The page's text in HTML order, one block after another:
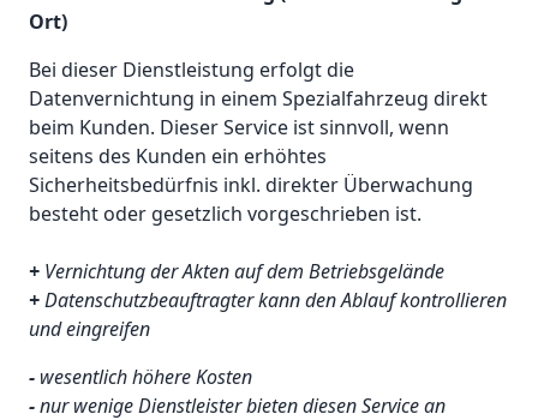
Ort)
Bei dieser Dienstleistung erfolgt die
Datenvernichtung in einem Spezialfahrzeug direkt
beim Kunden. Dieser Service ist sinnvoll, wenn
seitens des Kunden ein erhöhtes
Sicherheitsbedürfnis inkl. direkter Überwachung
besteht oder gesetzlich vorgeschrieben ist.
+ Vernichtung der Akten auf dem Betriebsgelände
+Datenschutzbeauftragter kann den Ablauf kontrollieren
und eingreifen
- wesentlich höhere Kosten
-nur wenige Dienstleister bieten diesen Service an